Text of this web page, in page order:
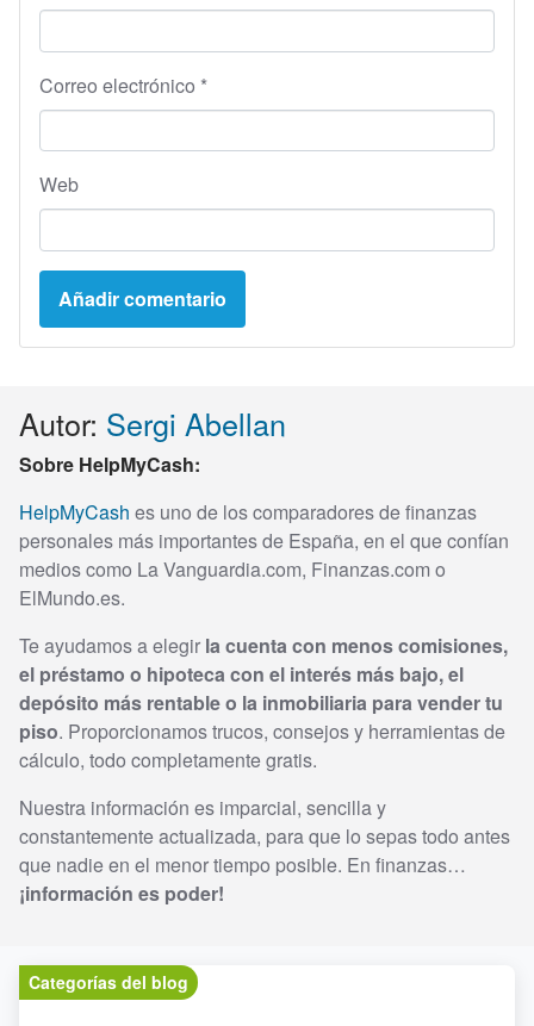
Correo electrónico *
Web
Autor: Sergi Abellan
Sobre HelpMyCash:
HelpMyCash es uno de los comparadores de finanzas
personales más importantes de España, en el que confían
medios como La Vanguardia.com, Finanzas.com o
ElMundo.es.
Te ayudamos a elegir la cuenta con menos comisiones,
el préstamo o hipoteca con el interés más bajo, el
depósito más rentable o la inmobiliaria para vender tu
piso. Proporcionamos trucos, consejos y herramientas de
cálculo, todo completamente gratis.
Nuestra información es imparcial, sencilla y
constantemente actualizada, para que lo sepas todo antes
que nadie en el menor tiempo posible. En finanzas…
¡información es poder!
Categorías del blog